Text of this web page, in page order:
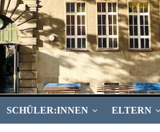
SCHÜLER:INNEN ELTERN